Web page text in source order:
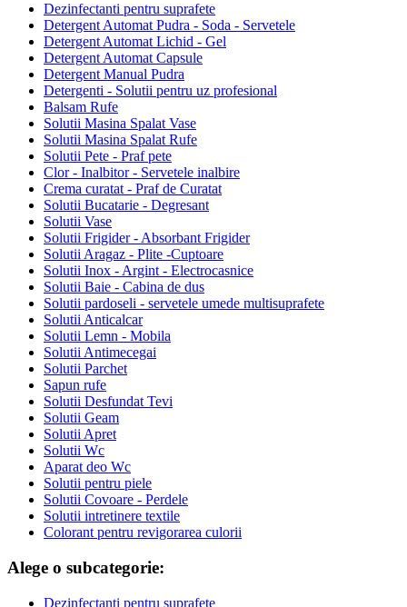
Dezinfectanti pentru suprafete
Detergent Automat Pudra - Soda - Servetele
Detergent Automat Lichid - Gel
Detergent Automat Capsule
Detergent Manual Pudra
Detergenti - Solutii pentru uz profesional
Balsam Rufe
Solutii Masina Spalat Vase
Solutii Masina Spalat Rufe
Solutii Pete - Praf pete
Clor - Inalbitor - Servetele inalbire
Crema curatat - Praf de Curatat
Solutii Bucatarie - Degresant
Solutii Vase
Solutii Frigider - Absorbant Frigider
Solutii Aragaz - Plite -Cuptoare
Solutii Inox - Argint - Electrocasnice
Solutii Baie - Cabina de dus
Solutii pardoseli - servetele umede multisuprafete
Solutii Anticalcar
Solutii Lemn - Mobila
Solutii Antimecegai
Solutii Parchet
Sapun rufe
Solutii Desfundat Tevi
Solutii Geam
Solutii Apret
Solutii Wc
Aparat deo Wc
Solutii pentru piele
Solutii Covoare - Perdele
Solutii intretinere textile
Colorant pentru revigorarea culorii
Alege o subcategorie:
Dezinfectanti pentru suprafete